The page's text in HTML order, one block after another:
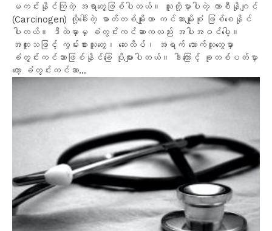
မကင်းနိုင်ကြတဲ့ အရာတွေဖြစ်ပါတယ်။ သူတို့မှာပါတဲ့ ကာစီနိုဂျင်
(Carcinogen) လို့ခေါ်တဲ့ ဓာတ်တစ်မျိုးဟာ ကင်ဆာမျိုးစုံ ဖြစ်စေနိုင်
ပါတယ်။ ဒီထဲမှာမှ ခံတွင်းကင်ဆာကလည်း အပါအဝင်ပေါ့။
အထူးသဖြင့် ကွမ်းစားသူတွေ၊ ဆေးလိပ်၊ အရက် သောက်သူတွေမှာ
ခံတွင်းကင်ဆာဖြစ်နိုင်ခြေ ပိုများပါတယ်။ ဒါကြောင့် ခုတစ်ပတ်မှာ
တော့ ခံတွင်းကင်ဆာ...